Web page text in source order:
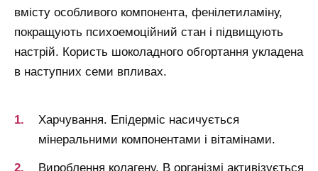
вмісту особливого компонента, фенілетиламіну,
покращують психоемоційний стан і підвищують
настрій. Користь шоколадного обгортання укладена
в наступних семи впливах.
Харчування. Епідерміс насичується
мінеральними компонентами і вітамінами.
Вироблення колагену. В організмі активізується